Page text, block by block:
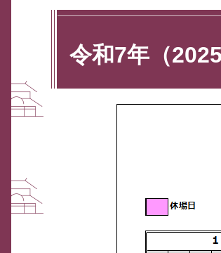
令和7年（